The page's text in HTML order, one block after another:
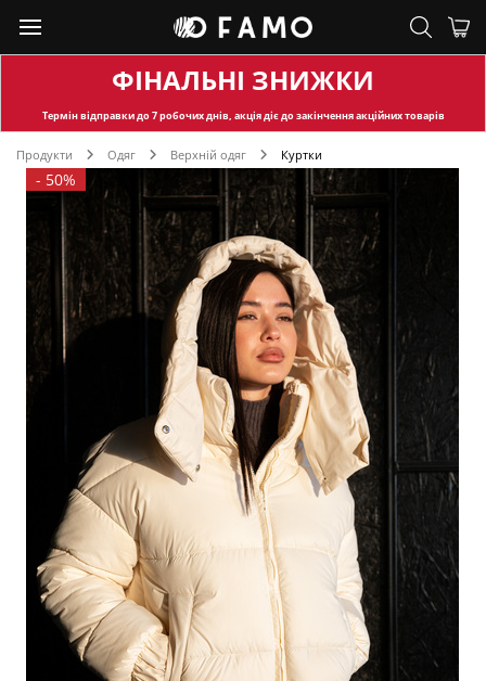
ФІНАЛЬНІ ЗНИЖКИ
Термін відправкидо 7 робочих днів, акція діє до закінчення акційних товарів
Продукти Одяг Верхній одяг Куртки
- 50%